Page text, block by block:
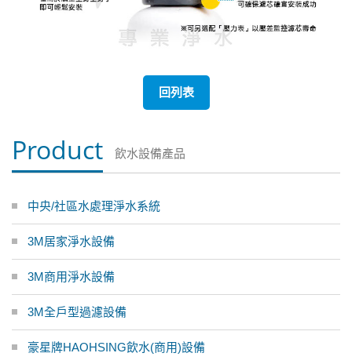
回列表
Product 飲水設備產品
中央/社區水處理淨水系統
3M居家淨水設備
3M商用淨水設備
3M全戶型過濾設備
豪星牌HAOHSING飲水(商用)設備